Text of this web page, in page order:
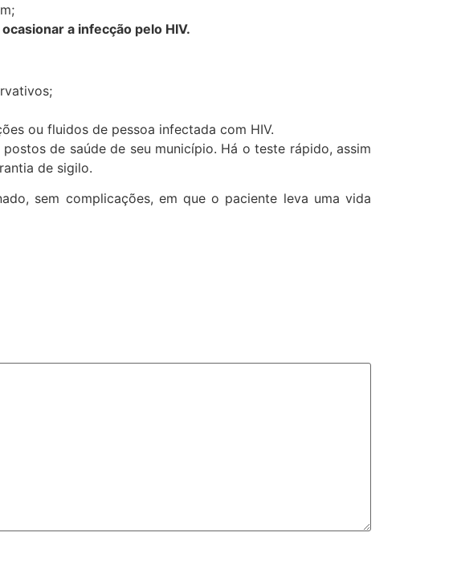
a infecção pelo HIV.
ou fluidos de pessoa infectada com HIV.
de saúde de seu município. Há o teste rápido, assim
de sigilo.
sem complicações, em que o paciente leva uma vida